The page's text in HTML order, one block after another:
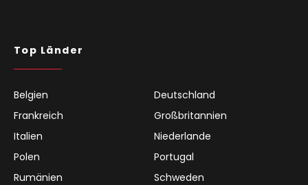
Top Länder
Belgien
Deutschland
Frankreich
Großbritannien
Italien
Niederlande
Polen
Portugal
Rumänien
Schweden